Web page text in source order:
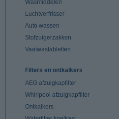
Wasmiddelen
Luchtverfrisser
Auto wassen
Stofzuigerzakken
Vaatwastabletten
Filters en ontkalkers
AEG afzuigkapfilter
Whirlpool afzuigkapfilter
Ontkalkers